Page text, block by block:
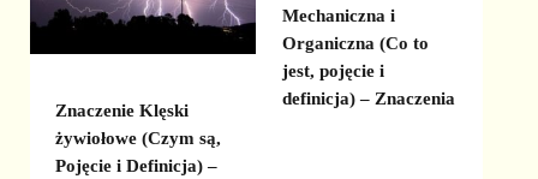
Znaczenie Klęski
żywiołowe (Czym są,
Pojęcie i Definicja) –
Mechaniczna i
Organiczna (Co to
jest, pojęcie i
definicja) – Znaczenia